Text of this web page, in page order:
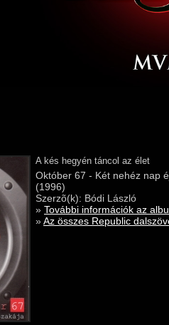
A kés hegyén táncol az élet
Október 67 - Két nehéz nap
(1996)
Szerzõ(k): Bódi László
» További információk az
»Az összes Republic